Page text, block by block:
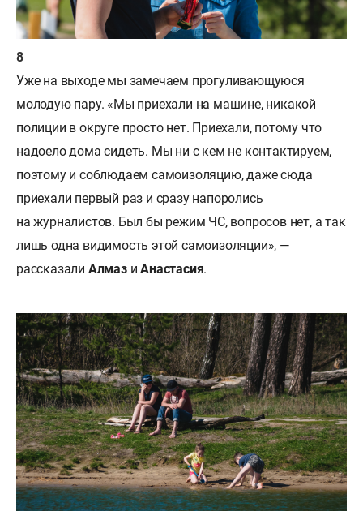
Уже на выходе мы замечаем прогуливающуюся
молодую пару. «Мы приехали на машине, никакой
полиции в округе просто нет. Приехали, потому что
надоело дома сидеть. Мы ни с кем не контактируем,
поэтому и соблюдаем самоизоляцию, даже сюда
приехали первый раз и сразу напоролись
на журналистов. Был бы режим ЧС, вопросов нет, а так
лишь одна видимость этой самоизоляции», —
рассказали АлмазиАнастасия.